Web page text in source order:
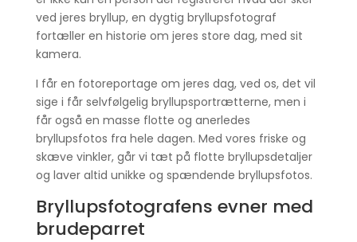
ved jeres bryllup, en dygtig bryllupsfotograf
fortæller en historie om jeres store dag, med sit
kamera.
I får en fotoreportage om jeres dag, ved os, det vil
sige i får selvfølgelig bryllupsportrætterne, men i
får også en masse flotte og anerledes
bryllupsfotos fra hele dagen. Med vores friske og
skæve vinkler, går vi tæt på flotte bryllupsdetaljer
og laver altid unikke og spændende bryllupsfotos.
Bryllupsfotografens evner med
brudeparret